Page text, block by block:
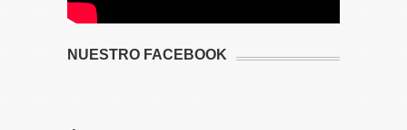
NUESTRO FACEBOOK